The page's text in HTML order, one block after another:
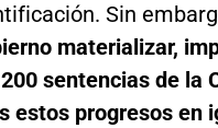
Sin
materializar,
sentencias de la
estos progresos en